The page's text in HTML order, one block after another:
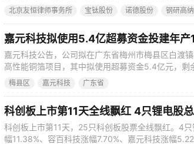
权的专门性法律。企业对专利的获得、使用、受益
北京友恒律师事务所 宝钛股份 诺德股份 钢研高纳
嘉元科技拟使用5.4亿超募资金投建年产
嘉元科技公告，公司拟在广东省梅州市梅县区白渡
高性能铜箔项目，其中拟使用超募资金5.4亿元，剩
入。 4月16日晚间，嘉元科技（688388）公告，
梅县区 嘉元科技 广东省
科创板上市第11天全线飘红 4只锂电股
科创板上市第11天，25只科创板股票全线飘红。4
幅11.38%、容百科技涨幅7.70%、嘉元科技涨幅